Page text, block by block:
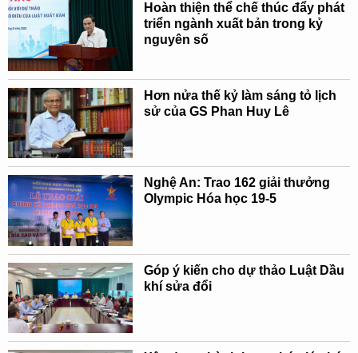
Hoàn thiện thể chế thúc đẩy phát
triển ngành xuất bản trong kỷ
nguyên số
Hơn nửa thế kỷ làm sáng tỏ lịch
sử của GS Phan Huy Lê
Nghệ An: Trao 162 giải thưởng
Olympic Hóa học 19-5
Góp ý kiến cho dự thảo Luật Dầu
khí sửa đổi